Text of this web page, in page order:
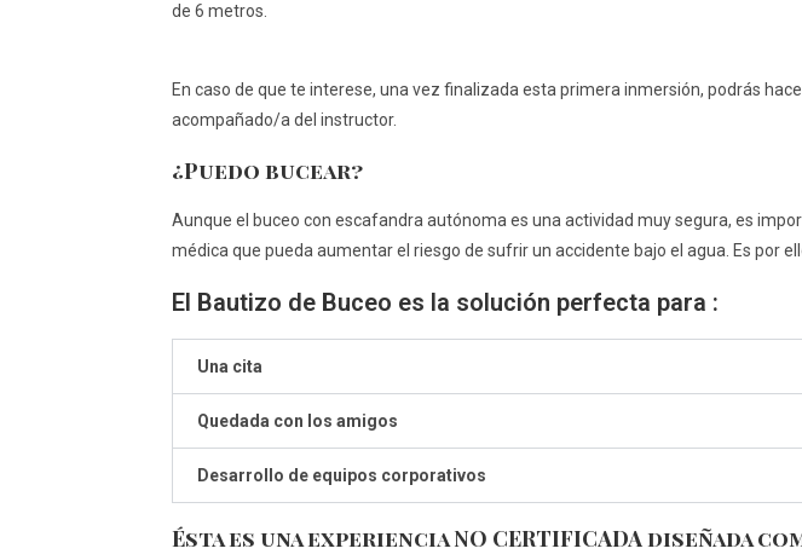
de 6 metros.
En caso de que te interese, una vez finalizada esta primera inmersión, podrás
acompañado/a del instructor.
¿Puedo bucear?
Aunque el buceo con escafandra autónoma es una actividad muy segura, es
médica que pueda aumentar el riesgo de sufrir un accidente bajo el agua. Es por
El Bautizo de Buceo es la solución perfecta para :
Una cita
Quedada con los amigos
Desarrollo de equipos corporativos
Ésta es una experiencia NO CERTIFICADA diseñada